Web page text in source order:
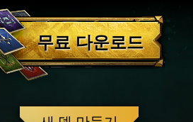
무료 다운로드